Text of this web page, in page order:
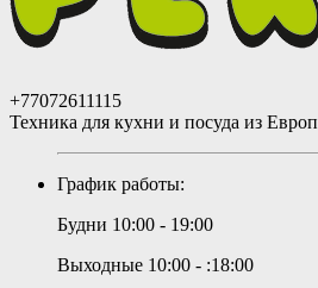
+77072611115
Техника для кухни и посуда из
График работы:
Будни 10:00 - 19:00
Выходные 10:00 - :18:00